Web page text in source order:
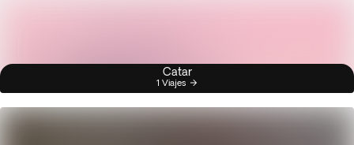
Catar
1 Viajes